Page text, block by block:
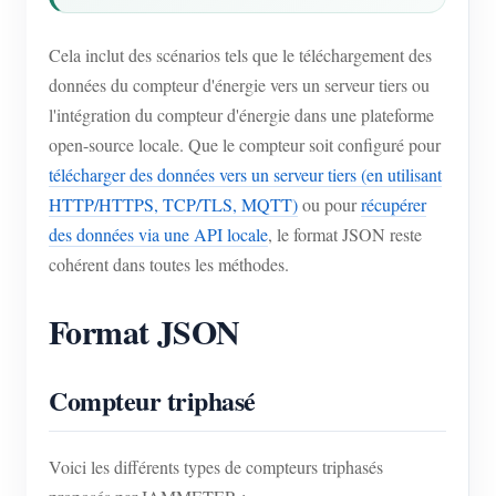
Explorer le site
Classement PV
Cela inclut des scénarios tels que le téléchargement des
données du compteur d'énergie vers un serveur tiers ou
l'intégration du compteur d'énergie dans une plateforme
open-source locale. Que le compteur soit configuré pour
télécharger des données vers un serveur tiers (en utilisant
HTTP/HTTPS, TCP/TLS, MQTT)ou pourrécupérer
des données via une API locale, le format JSON reste
cohérent dans toutes les méthodes.
Format JSON
Compteur triphasé
Voici les différents types de compteurs triphasés